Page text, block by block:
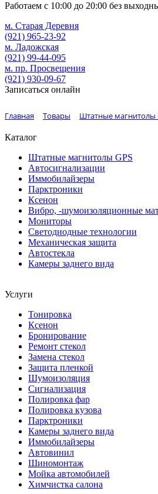
Работаем с 10:00 до 20:00 без
м. Старая Деревня
(921) 965-23-92
м. Ладожская
(921) 99-44-095
м. пр. Просвещения
(921) 930-09-67
Записаться онлайн
Главная Товары Штатные магнитолы
Каталог
Штатные магнитолы GPS
Автосигнализации
Иммобилайзеры
Парктроники
Ксенон
Вибро, -шумоизоляционные
Мониторы
Светодиодные технологии
Механическая защита
Автостекла
Камеры заднего вида
Услуги
Тонировка
Ксенон
Бронирование
Ремонт стекол
Замена стекол
Защита пленкой
Шумоизоляция
Сигнализация
Полировка фар
Полировка кузова
Парктроники
Камеры заднего вида
Иммобилайзеры
Автовинил
Шиномонтаж
Мойка автомобилей
Химчистка салона